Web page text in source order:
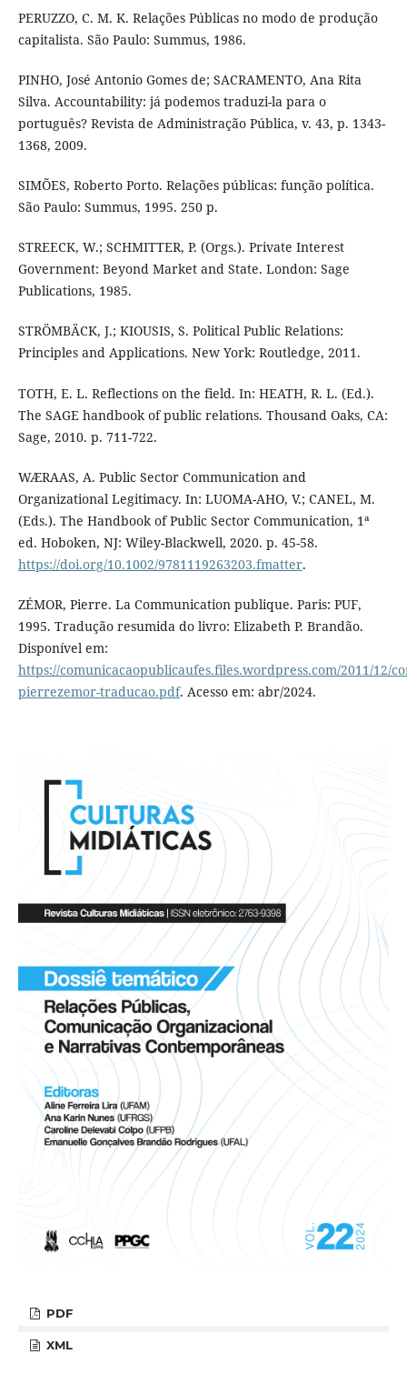
PERUZZO, C. M. K. Relações Públicas no modo de produção
capitalista. São Paulo: Summus, 1986.
PINHO, José Antonio Gomes de; SACRAMENTO, Ana Rita
Silva. Accountability: já podemos traduzi-la para o
português? Revista de Administração Pública, v. 43, p. 1343-
1368, 2009.
SIMÕES, Roberto Porto. Relações públicas: função política.
São Paulo: Summus, 1995. 250 p.
STREECK, W.; SCHMITTER, P. (Orgs.). Private Interest
Government: Beyond Market and State. London: Sage
Publications, 1985.
STRÖMBÄCK, J.; KIOUSIS, S. Political Public Relations:
Principles and Applications. New York: Routledge, 2011.
TOTH, E. L. Reflections on the field. In: HEATH, R. L. (Ed.).
The SAGE handbook of public relations. Thousand Oaks, CA:
Sage, 2010. p. 711-722.
WÆRAAS, A. Public Sector Communication and
Organizational Legitimacy. In: LUOMA-AHO, V.; CANEL, M.
(Eds.). The Handbook of Public Sector Communication, 1ª
ed. Hoboken, NJ: Wiley-Blackwell, 2020. p. 45-58.
https://doi.org/10.1002/9781119263203.fmatter.
ZÉMOR, Pierre. La Communication publique. Paris: PUF,
1995. Tradução resumida do livro: Elizabeth P. Brandão.
Disponível em:
https://comunicacaopublicaufes.files.wordpress.com/2011/12/
pierrezemor-traducao.pdf. Acesso em: abr/2024.
PDF
XML